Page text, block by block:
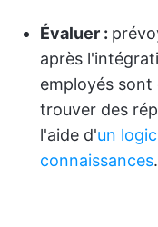
Évaluer :
après
employés sont
trouver des
l'aide d'un
connaissances.